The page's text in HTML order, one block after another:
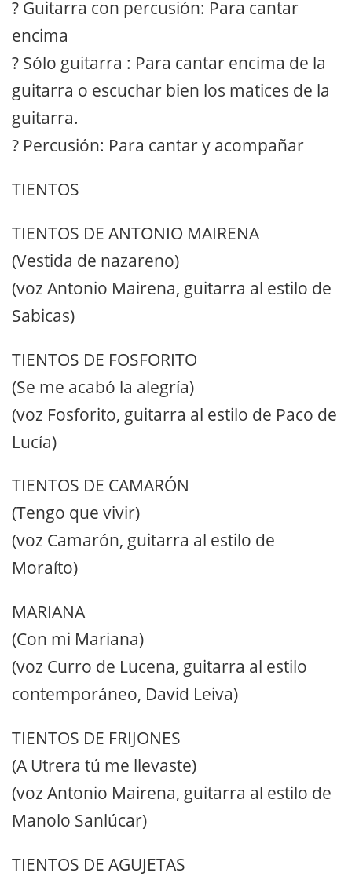
? Guitarra con percusión: Para cantar
encima
? Sólo guitarra : Para cantar encima de la
guitarra o escuchar bien los matices de la
guitarra.
? Percusión: Para cantar y acompañar
TIENTOS
TIENTOS DE ANTONIO MAIRENA
(Vestida de nazareno)
(voz Antonio Mairena, guitarra al estilo de
Sabicas)
TIENTOS DE FOSFORITO
(Se me acabó la alegría)
(voz Fosforito, guitarra al estilo de Paco de
Lucía)
TIENTOS DE CAMARÓN
(Tengo que vivir)
(voz Camarón, guitarra al estilo de
Moraíto)
MARIANA
(Con mi Mariana)
(voz Curro de Lucena, guitarra al estilo
contemporáneo, David Leiva)
TIENTOS DE FRIJONES
(A Utrera tú me llevaste)
(voz Antonio Mairena, guitarra al estilo de
Manolo Sanlúcar)
TIENTOS DE AGUJETAS